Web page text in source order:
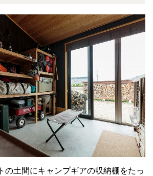
の土間にキャンプギアの収納棚をたっ